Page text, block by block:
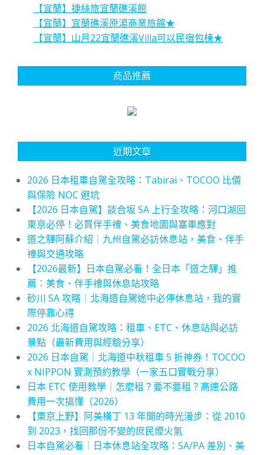
【宜蘭】捷絲旅宜蘭礁溪館
【宜蘭】宜蘭礁溪原湯商業旅館★
【宜蘭】山月22宜蘭礁溪Villa可以民宿包棟★
商品推薦
近期文章
2026 日本租車自駕全攻略：Tabirai、TOCOO 比價
與保險 NOC 避坑
【2026 日本自駕】談合坂 SA 上行全攻略：河口湖回
東京必停！必買伴手禮、美食地圖與塞車應對
道之驛阿蘇介紹｜九州自駕必訪休息站，美食、伴手
禮與交通攻略
【2026最新】日本自駕必看！全日本「道之驛」推
薦：美食、伴手禮與休息站攻略
砂川 SA 攻略｜北海道自駕途中必停休息站，我的實
際停靠心得
2026 北海道自駕攻略：租車、ETC、休息站與必訪
景點（最新費用與經驗分享）
2026 日本自駕｜北海道中秋租車 5 折神券！TOCOO
x NIPPON 實測預約教學（一家五口實戰分享）
日本 ETC 使用教學｜怎麼租？要不要租？高速公路
費用一次搞懂（2026）
【東京上野】阿美橫丁 13 年間的時光漫步：從 2010
到 2023，找回那份不變的庶民煙火氣
日本自駕必看｜日本休息站全攻略：SA/PA 差別、美